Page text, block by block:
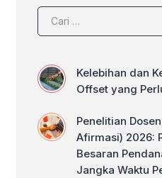
agar bisa
Tahu
Kelebihan dan
Offset yang
Penelitian
Afirmasi) 2026:
Besaran
Jangka Waktu